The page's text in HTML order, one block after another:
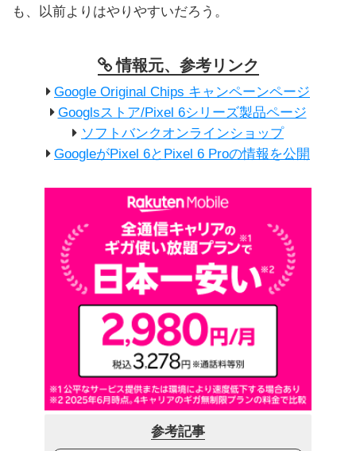
も、以前よりはやりやすいだろう。
情報元、参考リンク
Google Original Chips キャンペーンページ
Googlsストア/Pixel 6シリーズ製品ページ
ソフトバンクオンラインショップ
GoogleがPixel 6とPixel 6 Proの情報を公開
参考記事